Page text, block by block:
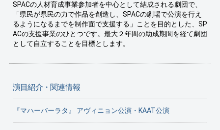
SPACの人材育成事業参加者を中心として結成される劇団で、
「県民が県民の力で作品を創造し、SPACの劇場で公演を行え
るようになるまでを制作面で支援する」ことを目的とした、SP
ACの支援事業のひとつです。最大２年間の助成期間を経て劇団
として自立することを目標とします。
演目紹介・関連情報
『マハーバーラタ』 アヴィニョン公演・KAAT公演